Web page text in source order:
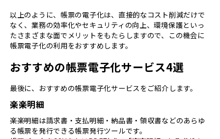
以上のように、帳票の電子化は、直接的なコスト削減だけで
なく、業務の効率化やセキュリティの向上、環境保護といっ
たさまざまな面でメリットをもたらしますので、この機会に
帳票電子化の利用をおすすめします。
おすすめの帳票電子化サービス4選
最後に、おすすめの帳票電子化サービスをご紹介します。
楽楽明細
楽楽明細は請求書・支払明細・納品書・領収書などのあらゆ
る帳票を発行できる帳票発行ツールです。